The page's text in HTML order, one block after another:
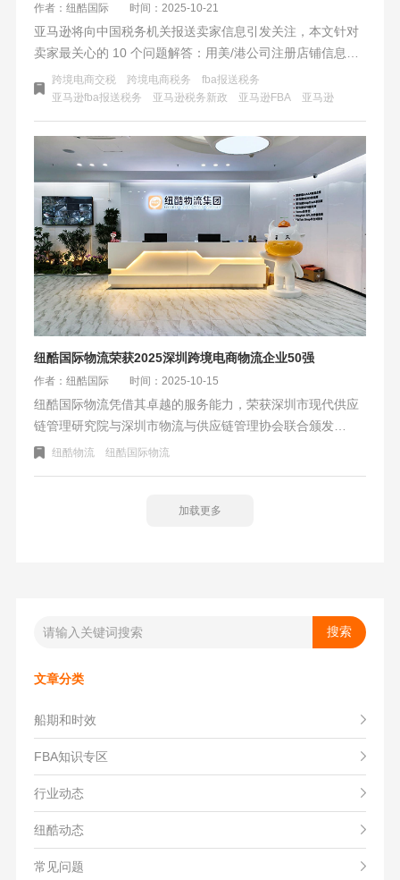
作者：纽酷国际 时间：2025-10-21
亚马逊将向中国税务机关报送卖家信息引发关注，本文针对
卖家最关心的 10 个问题解答：用美/港公司注册店铺信息会
被报送；报送大概率追溯过往但可能引爆历史问题；报送收
入非利润，亏损需合规证明；报送数据是参照和线索；收款
平台数据也会交换；个人和公司卖家税务处理不同；现在规
范来得及；选财税服务商要看其是否懂“跨境”；除企业所得
税要重点关注增值税；政策针对“中国税务居民”，与站点地
域无关。
跨境电商交税 跨境电商税务
fba报送税务
亚马逊fba报送税务
亚马逊税务新政 ​亚马逊FBA 亚马逊
纽酷国际物流荣获2025深圳跨境电商物流企业50强
作者：纽酷国际 时间：2025-10-15
纽酷国际物流凭借其卓越的服务能力，荣获深圳市现代供应
链管理研究院与深圳市物流与供应链管理协会联合颁发
的“2025深圳跨境电商物流企业50强”奖项。其核心产品“全美
势在于全链路自主控货（包括海外仓与自营车队）、数字化
纽酷物流 纽酷国际物流
加载更多
文章分类
船期和时效
FBA知识专区
行业动态
纽酷动态
常见问题